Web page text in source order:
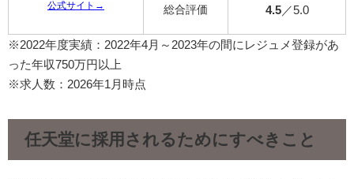
公式サイト→ 総合評価 4.5／5.0
※2022年度実績：2022年4月～2023年の間にレジュメ登録があ
った年収750万円以上
※求人数：2026年1月時点
任天堂に採用されるためにすべきこと